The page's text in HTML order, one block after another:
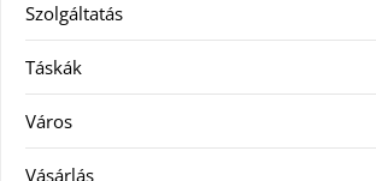
Szolgáltatás
Táskák
Város
Vásárlás